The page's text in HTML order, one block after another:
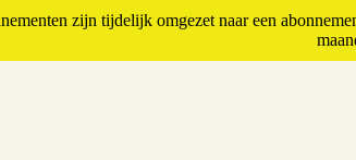
zijn tijdelijk omgezet naar een